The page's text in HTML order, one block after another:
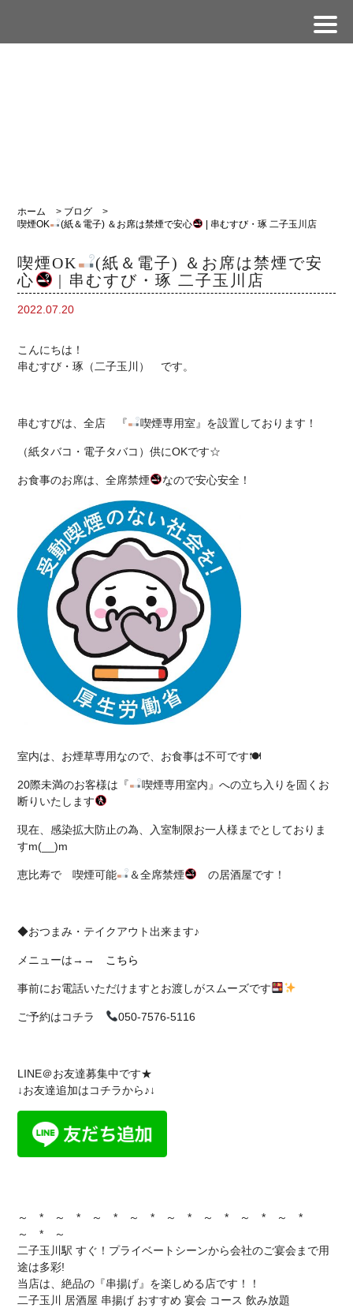
ホーム > ブログ
>
喫煙OK
(紙＆電子) ＆お席は禁煙で安心 | 串むすび・琢 二子玉川店
喫煙OK
(紙＆電子) ＆お席は禁煙で安
心
| 串むすび・琢 二子玉川店
2022.07.20
こんにちは！
串むすび・琢（二子玉川） です。
串むすびは、全店 『 喫煙専用室』を設置しております！
（紙タバコ・電子タバコ）供にOKです☆
お食事のお席は、全席禁煙 なので安心安全！
室内は、お煙草専用なので、お食事は不可です🍽
20際未満のお客様は『
喫煙専用室内』への立ち入りを固くお
断りいたします
現在、感染拡大防止の為、入室制限お一人様までとしておりま
すm(__)m
恵比寿で 喫煙可能 ＆全席禁煙 の居酒屋です！
◆おつまみ・テイクアウト出来ます♪
メニューは→→ こちら
事前にお電話いただけますとお渡しがスムーズです
ご予約はコチラ 050-7576-5116
LINE＠お友達募集中です★
↓お友達追加はコチラから♪↓
～ * ～ * ～ * ～ * ～ * ～ * ～ * ～ *
～ * ～
二子玉川駅 すぐ！プライベートシーンから会社のご宴会まで用
途は多彩!
当店は、絶品の『串揚げ』を楽しめる店です！！
二子玉川 居酒屋 串揚げ おすすめ 宴会 コース 飲み放題